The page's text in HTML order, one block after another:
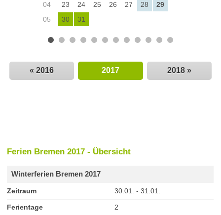
04
23 24 25 26 27 28
29
05
30 31
« 2016 2017 2018 »
Ferien Bremen 2017 - Übersicht
Winterferien Bremen 2017
Zeitraum 30.01. - 31.01.
Ferientage 2